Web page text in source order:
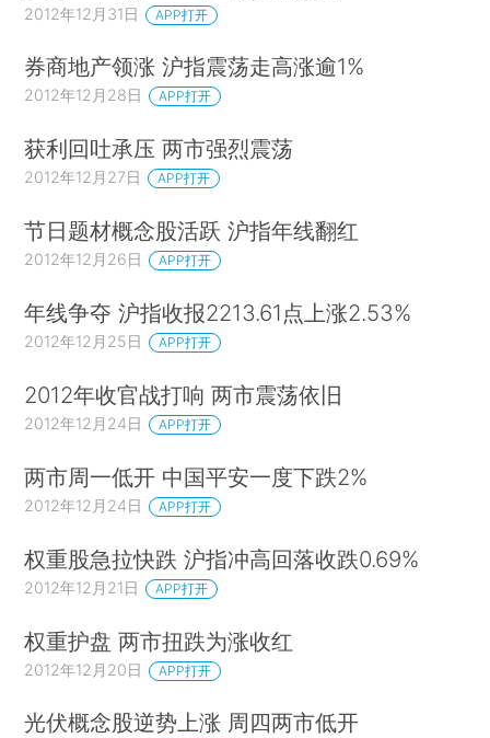
2012年12月31日 APP打开
券商地产领涨 沪指震荡走高涨逾1%
2012年12月28日 APP打开
获利回吐承压 两市强烈震荡
2012年12月27日 APP打开
节日题材概念股活跃 沪指年线翻红
2012年12月26日 APP打开
年线争夺 沪指收报2213.61点上涨2.53%
2012年12月25日 APP打开
2012年收官战打响 两市震荡依旧
2012年12月24日 APP打开
两市周一低开 中国平安一度下跌2%
2012年12月24日 APP打开
权重股急拉快跌 沪指冲高回落收跌0.69%
2012年12月21日 APP打开
权重护盘 两市扭跌为涨收红
2012年12月20日 APP打开
光伏概念股逆势上涨 周四两市低开